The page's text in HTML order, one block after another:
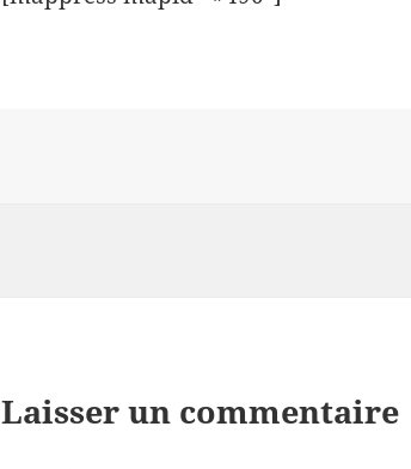
Laisser un commentaire